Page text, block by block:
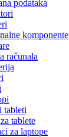
podataka
komponente
računala
tableti
tablete
za laptope